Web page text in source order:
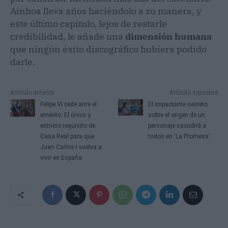
Ainhoa lleva años haciéndolo a su manera, y
este último capítulo, lejos de restarle
credibilidad, le añade una dimensión humana
que ningún éxito discográfico hubiera podido
darle.
Artículo anterior
Felipe VI cede ante el
emérito: El único y
estricto requisito de
Casa Real para que
Juan Carlos I vuelva a
vivir en España
Artículo siguiente
El impactante secreto
sobre el origen de un
personaje sacudirá a
todos en ‘La Promesa’